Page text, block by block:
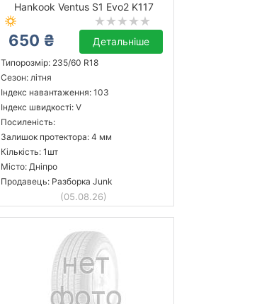
Hankook Ventus S1 Evo2 K117
650 ₴ Детальніше
Типорозмір: 235/60 R18
Сезон: літня
Індекс навантаження: 103
Індекс швидкості: V
Посиленість:
Залишок протектора: 4 мм
Кількість: 1шт
Місто: Дніпро
Продавець: Разборка Junk
(05.08.26)